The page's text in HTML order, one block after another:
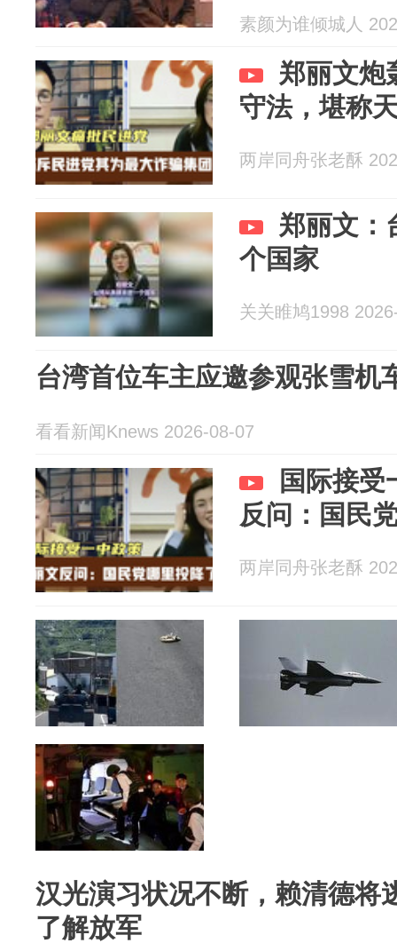
素颜为谁倾城人
郑丽文炮
守法，堪称
两岸同舟张老酥
郑丽文：
个国家
关关睢鸠1998
台湾首位车主应邀参观张雪机
看看新闻Knews 2026-08-07
国际接受
反问：国民
两岸同舟张老酥
汉光演习状况不断，赖清德将
了解放军